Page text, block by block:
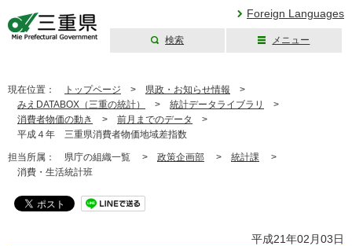
Foreign Languages
検索 メニュー
現在位置： トップページ > 県政・お知らせ情報 >
みえDATABOX（三重の統計）
> 統計データライブラリ
>
消費者物価の動き
> 前月までのデータ
>
平成４年 三重県消費者物価地域差指数
担当所属： 県庁の組織一覧 > 政策企画部 > 統計課 >
消費・生活統計班
平成21年02月03日